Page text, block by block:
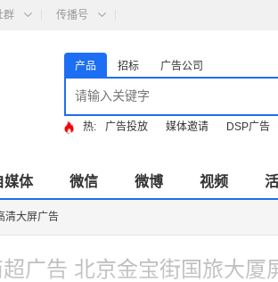
群 传播号
产品 招标 广告公司
热: 广告投放 媒体邀请 DSP广告
媒体 微信 微博 视频
清大屏广告
广告 北京金宝街国旅大厦